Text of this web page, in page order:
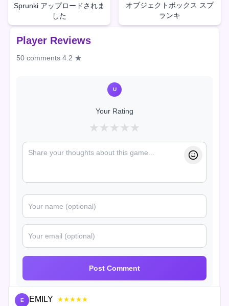
Sprunki アップロードされま
した
オブジェクトボックス スプ
ランキ
Player Reviews
50 comments 4.2 ★
U
Your Rating
★★★★★
Post Comment
E EMILY ★★★★★